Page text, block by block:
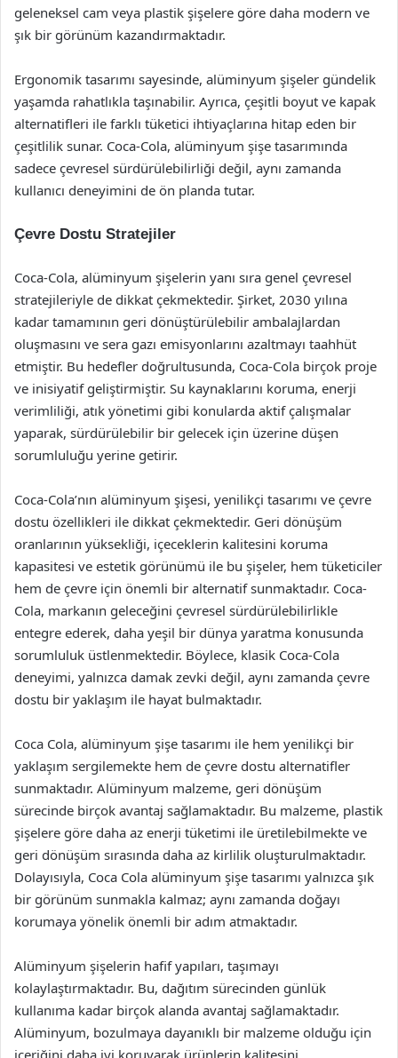
geleneksel cam veya plastik şişelere göre daha modern ve
şık bir görünüm kazandırmaktadır.
Ergonomik tasarımı sayesinde, alüminyum şişeler gündelik
yaşamda rahatlıkla taşınabilir. Ayrıca, çeşitli boyut ve kapak
alternatifleri ile farklı tüketici ihtiyaçlarına hitap eden bir
çeşitlilik sunar. Coca-Cola, alüminyum şişe tasarımında
sadece çevresel sürdürülebilirliği değil, aynı zamanda
kullanıcı deneyimini de ön planda tutar.
Çevre Dostu Stratejiler
Coca-Cola, alüminyum şişelerin yanı sıra genel çevresel
stratejileriyle de dikkat çekmektedir. Şirket, 2030 yılına
kadar tamamının geri dönüştürülebilir ambalajlardan
oluşmasını ve sera gazı emisyonlarını azaltmayı taahhüt
etmiştir. Bu hedefler doğrultusunda, Coca-Cola birçok proje
ve inisiyatif geliştirmiştir. Su kaynaklarını koruma, enerji
verimliliği, atık yönetimi gibi konularda aktif çalışmalar
yaparak, sürdürülebilir bir gelecek için üzerine düşen
sorumluluğu yerine getirir.
Coca-Cola’nın alüminyum şişesi, yenilikçi tasarımı ve çevre
dostu özellikleri ile dikkat çekmektedir. Geri dönüşüm
oranlarının yüksekliği, içeceklerin kalitesini koruma
kapasitesi ve estetik görünümü ile bu şişeler, hem tüketiciler
hem de çevre için önemli bir alternatif sunmaktadır. Coca-
Cola, markanın geleceğini çevresel sürdürülebilirlikle
entegre ederek, daha yeşil bir dünya yaratma konusunda
sorumluluk üstlenmektedir. Böylece, klasik Coca-Cola
deneyimi, yalnızca damak zevki değil, aynı zamanda çevre
dostu bir yaklaşım ile hayat bulmaktadır.
Coca Cola, alüminyum şişe tasarımı ile hem yenilikçi bir
yaklaşım sergilemekte hem de çevre dostu alternatifler
sunmaktadır. Alüminyum malzeme, geri dönüşüm
sürecinde birçok avantaj sağlamaktadır. Bu malzeme, plastik
şişelere göre daha az enerji tüketimi ile üretilebilmekte ve
geri dönüşüm sırasında daha az kirlilik oluşturulmaktadır.
Dolayısıyla, Coca Cola alüminyum şişe tasarımı yalnızca şık
bir görünüm sunmakla kalmaz; aynı zamanda doğayı
korumaya yönelik önemli bir adım atmaktadır.
Alüminyum şişelerin hafif yapıları, taşımayı
kolaylaştırmaktadır. Bu, dağıtım sürecinden günlük
kullanıma kadar birçok alanda avantaj sağlamaktadır.
Alüminyum, bozulmaya dayanıklı bir malzeme olduğu için
içeriğini daha iyi koruyarak ürünlerin kalitesini